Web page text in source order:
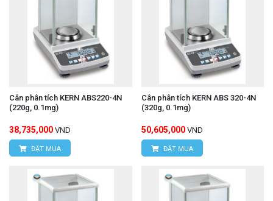
Cân phân tích KERN ABS220-4N
(220g, 0.1mg)
38,735,000 VND
ĐẶT MUA
Cân phân tích KERN ABS 320-4N
(320g, 0.1mg)
50,605,000 VND
ĐẶT MUA